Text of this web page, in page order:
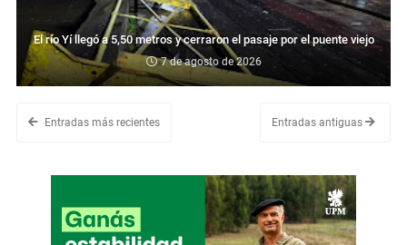
El río Yí llegó a 5,50 metros y cerraron el pasaje por el puente viejo
7 de agosto de 2026
Entradas más recientes Entradas antiguas